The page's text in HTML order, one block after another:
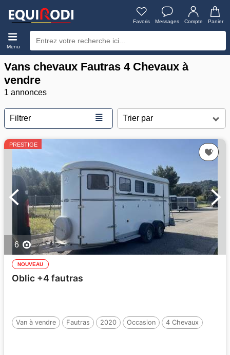
Favoris Messages Compte Panier
Menu
Vans chevaux Fautras 4 Chevaux à
vendre
1 annonces
Filtrer ≣
PRESTIGE
6
NOUVEAU
Oblic +4 fautras
Van à vendre Fautras 2020 Occasion 4 Chevaux